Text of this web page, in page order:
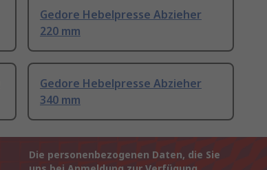
Gedore Hebelpresse Abzieher
220 mm
Gedore Hebelpresse Abzieher
340 mm
Die personenbezogenen Daten, die Sie